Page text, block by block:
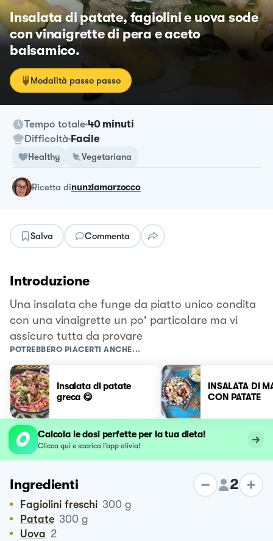
Insalata di patate, fagiolini e uova sode
con vinaigrette di pera e aceto
balsamico.
Modalità passo passo
Tempo totale 40 minuti
Difficoltà Facile
Healthy Vegetariana
ricetta dinunziamarzocco
Salva Commenta
Introduzione
Una insalata che funge da piatto unico condita
con una vinaigrette un po' particolare ma vi
assicuro tutta da provare
POTREBBERO PIACERTI ANCHE...
Insalata di patate
greca 😋
INSALATA DI
CON PATATE
Calcola le dosi perfette per la tua dieta!
Clicca qui e scarica l’app olivia!
Ingredienti 2
Fagiolini freschi 300 g
Patate 300 g
Uova 2